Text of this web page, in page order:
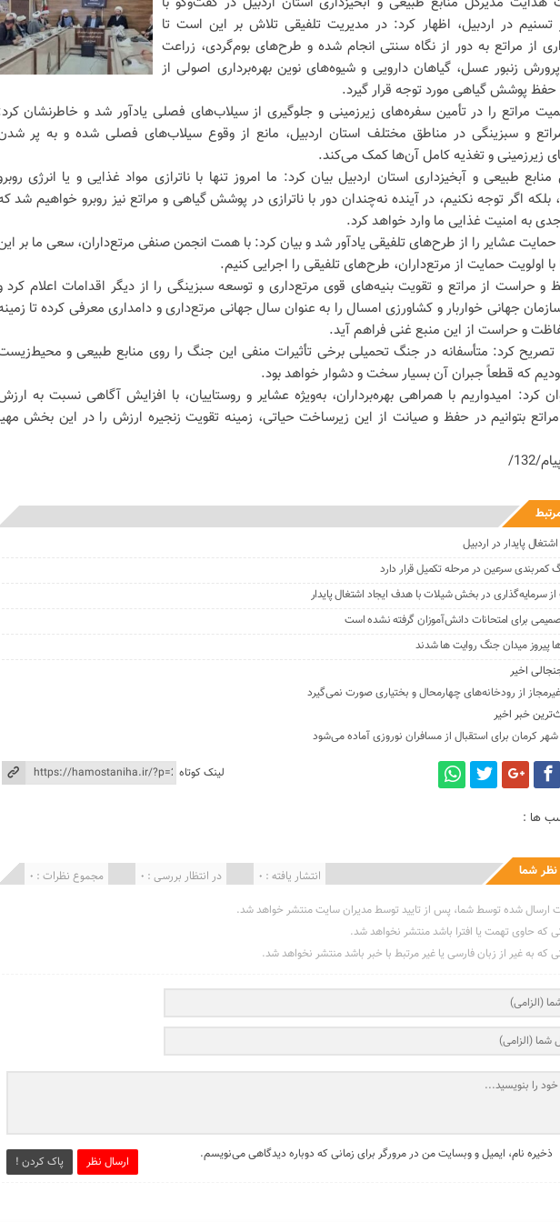
تسنیم در اردبیل، اظهار کرد: در مدیریت تلفیقی تلاش بر این است تا
از مراتع به دور از نگاه سنتی انجام شده و طرح‌های بوم‌گردی، زراعت
زنبور عسل، گیاهان دارویی و شیوه‌های نوین بهره‌برداری اصولی از
حفظ پوشش گیاهی مورد توجه قرار گیرد.
مراتع را در تأمین سفره‌های زیرزمینی و جلوگیری از سیلاب‌های فصلی یادآور شد و خاطرنشان
و سبزینگی در مناطق مختلف استان اردبیل، مانع از وقوع سیلاب‌های فصلی شده و به پر
زیرزمینی و تغذیه کامل آن‌ها کمک می‌کند.
طبیعی و آبخیزداری استان اردبیل بیان کرد: ما امروز تنها با ناترازی مواد غذایی و یا انرژی
بلکه اگر توجه نکنیم، در آینده نه‌چندان دور با ناترازی در پوشش گیاهی و مراتع نیز روبرو خواهیم شد
به امنیت غذایی ما وارد خواهد کرد.
عشایر را از طرح‌های تلفیقی یادآور شد و بیان کرد: با همت انجمن صنفی مرتع‌داران، سعی ما بر
اولویت حمایت از مرتع‌داران، طرح‌های تلفیقی را اجرایی کنیم.
حراست از مراتع و تقویت بنیه‌های قوی مرتع‌داری و توسعه سبزینگی را از دیگر اقدامات اعلام کرد
جهانی خواربار و کشاورزی امسال را به عنوان سال جهانی مرتع‌داری و دامداری معرفی کرده تا
و حراست از این منبع غنی فراهم آید.
کرد: متأسفانه در جنگ تحمیلی برخی تأثیرات منفی این جنگ را روی منابع طبیعی و
که قطعاً جبران آن بسیار سخت و دشوار خواهد بود.
کرد: امیدواریم با همراهی بهره‌برداران، به‌ویژه عشایر و روستاییان، با افزایش آگاهی نسبت به
بتوانیم در حفظ و صیانت از این زیرساخت حیاتی، زمینه تقویت زنجیره ارزش را در این بخش
132/
اشتغال پایدار در اردبیل
کمربندی سرعین در مرحله تکمیل قرار دارد
سرمایه‌گذاری در بخش شیلات با هدف ایجاد اشتغال پایدار
برای امتحانات دانش‌آموزان گرفته نشده است
پیروز میدان جنگ روایت ها شدند
اخیر
از رودخانه‌های چهارمحال و بختیاری صورت نمی‌گیرد
خبر اخیر
شهر کرمان برای استقبال از مسافران نوروزی آماده می‌شود
لینک کوتاه
ها :
نظر شما مجموع نظرات : 0 در انتظار بررسی : 0 انتشار یافته : 0
ارسال شده توسط شما، پس از تایید توسط مدیران سایت منتشر خواهد شد.
که حاوی تهمت یا افترا باشد منتشر نخواهد شد.
که به غیر از زبان فارسی یا غیر مرتبط با خبر باشد منتشر نخواهد شد.
ارسال نظر پاک کردن ! ذخیره نام، ایمیل و وبسایت من در مرورگر برای زمانی که دوباره دیدگاهی می‌نویسم.